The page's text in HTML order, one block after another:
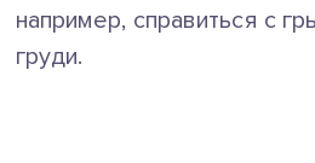
например, справиться с
груди.